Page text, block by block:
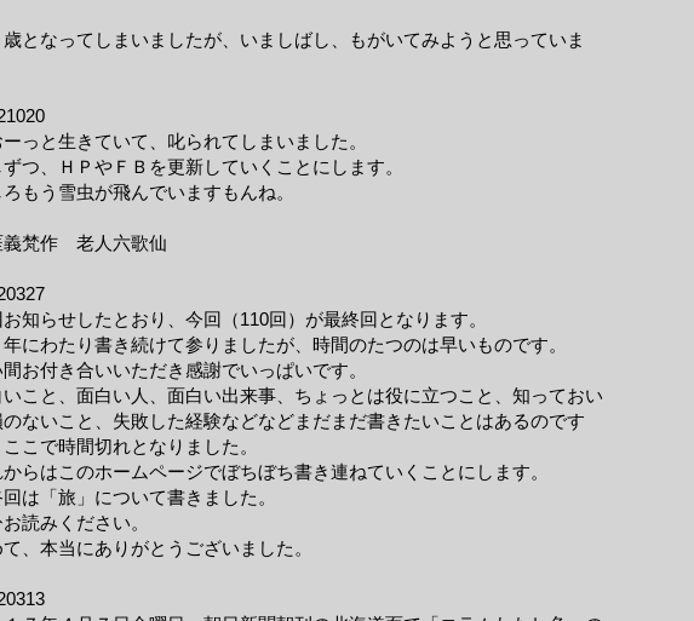
歳となってしまいましたが、いましばし、もがいてみようと思っていま
っと生きていて、叱られてしまいました。
ずつ、ＨＰやＦＢを更新していくことにします。
もう雪虫が飛んでいますもんね。
義梵作 老人六歌仙
知らせしたとおり、今回（110回）が最終回となります。
年にわたり書き続けて参りましたが、時間のたつのは早いものです。
お付き合いいただき感謝でいっぱいです。
こと、面白い人、面白い出来事、ちょっとは役に立つこと、知っておい
ないこと、失敗した経験などなどまだまだ書きたいことはあるのです
こで時間切れとなりました。
からはこのホームページでぼちぼち書き連ねていくことにします。
は「旅」について書きました。
読みください。
、本当にありがとうございました。